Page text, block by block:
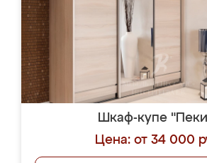
Шкаф-купе
Цена: от 34 000